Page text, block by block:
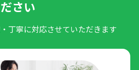
さい
丁寧に対応させていただきます